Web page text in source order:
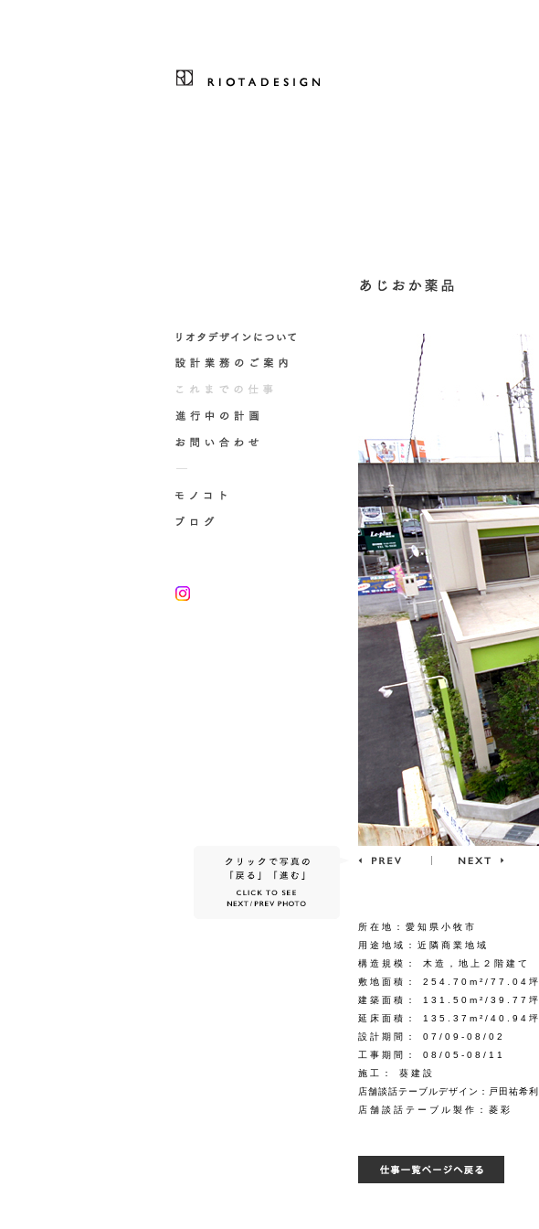
所在地：愛知県小牧市
用途地域：近隣商業地域
構造規模： 木造，地上２階建て
敷地面積： 254.70m²/77.04坪
建築面積： 131.50m²/39.77坪
延床面積： 135.37m²/40.94坪
設計期間： 07/09-08/02
工事期間： 08/05-08/11
施工： 葵建設
店舗談話テーブルデザイン：戸田祐希利
店舗談話テーブル製作：菱彩